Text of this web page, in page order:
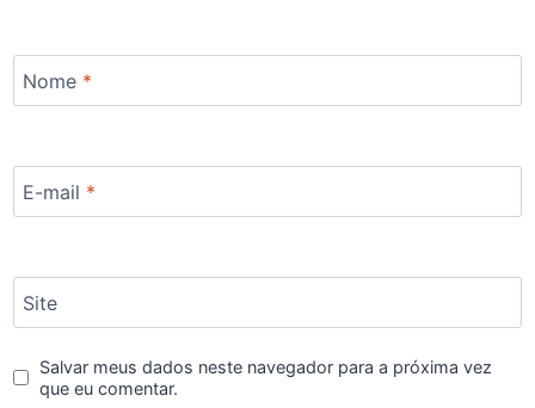
Nome *
E-mail *
Site
Salvar meus dados neste navegador para a próxima vez
que eu comentar.